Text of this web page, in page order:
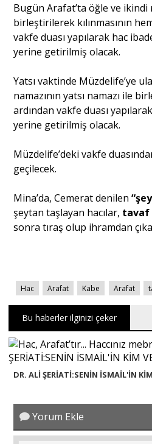
Yorum -
Yazı
Portre
Dosya
Ankara
Sağlık
Bugün Arafat’ta öğle ve ikindi
birleştirilerek kılınmasının
vakfe duası yapılarak hac
yerine getirilmiş olacak.
Yatsı vaktinde Müzdelife’ye
namazının yatsı namazı ile
ardından vakfe duası
yerine getirilmiş olacak.
Müzdelife’deki vakfe
geçilecek.
Mina’da, Cemerat denilen
şeytan taşlayan hacılar, tavaf
sonra tıraş olup ihramdan
Hac Arafat Kabe Arafat
Bu haberler ilginizi çeker
DR. ALİ ŞERİATİ:SENİN İSMAİL'İN
Yorum Ekle